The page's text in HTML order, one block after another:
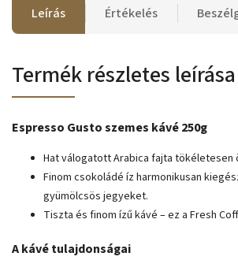
Leírás Értékelés
Termék részletes leírása
Espresso Gusto szemes kávé 250g
Hat válogatott Arabica fajta tökéletesen
Finom csokoládé íz harmonikusan
gyümölcsös jegyeket.
Tiszta és finom ízű kávé – ez a Fresh
A kávé tulajdonságai